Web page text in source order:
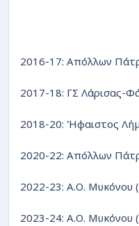
2016-17: Απόλλων
2017-18: ΓΣ Λάρισας-
2018-20: Ήφαιστος
2020-22: Απόλλων
2022-23: Α.Ο. Μυκόνου
2023-24: Α.Ο. Μυκόνου